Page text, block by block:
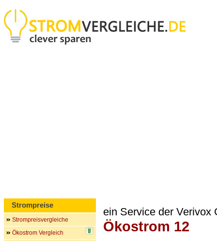
ein Service der Verivox
Ökostrom 12
Strompreise
Strompreisvergleiche
Ökostrom Vergleich